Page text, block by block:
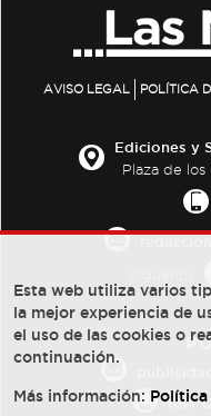
AVISO LEGAL POLÍTICA
Ediciones y
Plaza de los
684
Esta web utiliza varios
la mejor experiencia de
el uso de las cookies o
continuación.
Más información: Política